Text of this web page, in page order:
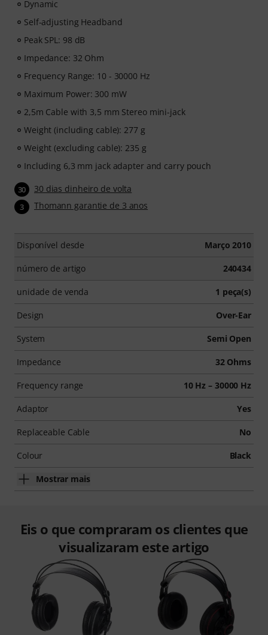
Dynamic
Self-adjusting Headband
Peak SPL: 98 dB
Impedance: 32 Ohm
Frequency Range: 10 - 30000 Hz
Maximum Power: 300 mW
2,5m Cable with 3,5 mm Stereo mini-jack
Weight (including cable): 277 g
Weight (excluding cable): 235 g
Including 6,3 mm jack adapter and carry pouch
30 30 dias dinheiro de volta
3 Thomann garantie de 3 anos
Disponível desde Março 2010
número de artigo 240434
unidade de venda 1 peça(s)
Design Over-Ear
System Semi Open
Impedance 32 Ohms
Frequency range 10 Hz – 30000 Hz
Adaptor Yes
Replaceable Cable No
Colour Black
Mostrar mais
Eis o que compraram os clientes que
visualizaram este artigo